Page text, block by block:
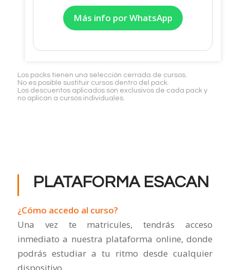
Más info por WhatsApp
Los packs tienen una selección cerrada de cursos.
No es posible sustituir cursos dentro del pack.
Los descuentos aplicados son exclusivos de cada pack y
no aplican a cursos individuales.
PLATAFORMA ESACAN
¿Cómo accedo al curso?
Una vez te matricules, tendrás acceso
inmediato a nuestra plataforma online, donde
podrás estudiar a tu ritmo desde cualquier